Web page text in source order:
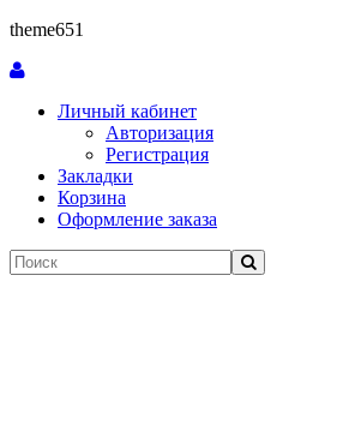
theme651
Личный кабинет
Авторизация
Регистрация
Закладки
Корзина
Оформление заказа